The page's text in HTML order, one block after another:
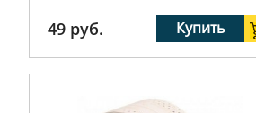
49 руб. Купить